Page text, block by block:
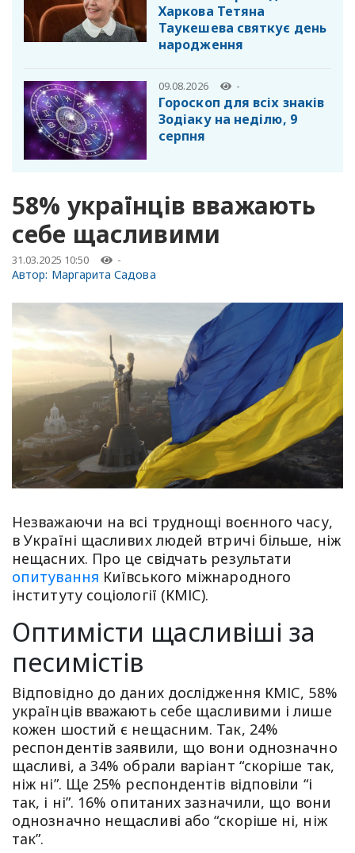
Харкова Тетяна
Таукешева святкує день
народження
09.08.2026 -
Гороскоп для всіх знаків
Зодіаку на неділю, 9
серпня
58% українців вважають
себе щасливими
31.03.2025 10:50 -
Автор: Маргарита Садова
Незважаючи на всі труднощі воєнного часу,
в Україні щасливих людей втричі більше, ніж
нещасних. Про це свідчать результати
опитування Київського міжнародного
інституту соціології (КМІС).
Оптимісти щасливіші за
песимістів
Відповідно до даних дослідження КМІС, 58%
українців вважають себе щасливими і лише
кожен шостий є нещасним. Так, 24%
респондентів заявили, що вони однозначно
щасливі, а 34% обрали варіант “скоріше так,
ніж ні”. Ще 25% респондентів відповіли “і
так, і ні”. 16% опитаних зазначили, що вони
однозначно нещасливі або “скоріше ні, ніж
так”.